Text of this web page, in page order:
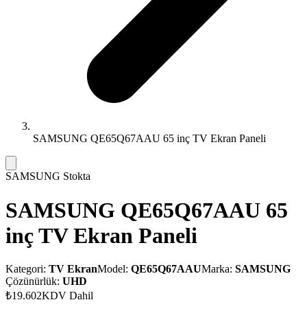
SAMSUNG QE65Q67AAU 65 inç TV Ekran Paneli
SAMSUNG Stokta
SAMSUNG QE65Q67AAU 65
inç TV Ekran Paneli
Kategori: TV EkranModel: QE65Q67AAUMarka: SAMSUNG
Çözünürlük: UHD
₺19.602KDV Dahil